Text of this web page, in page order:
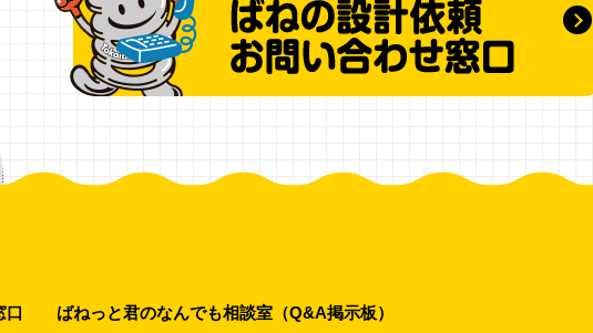
口 ばねっと君のなんでも相談室（Q&A掲示板）